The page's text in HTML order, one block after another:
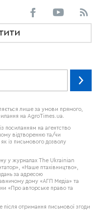
лише за умови прямого,
на AgroTimes.ua.
посиланням на агентство
відтворенню та/чи
із письмового дозволу
у журналах The Ukrainian
«Наше птахівництво»,
за адресою
дому «АГП Медіа» та
«Про авторське право та
після отримання письмової згоди